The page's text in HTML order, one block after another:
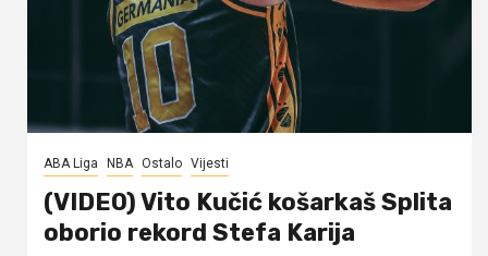
ABA Liga NBA Ostalo Vijesti
(VIDEO) Vito Kučić košarkaš Splita
oborio rekord Stefa Karija